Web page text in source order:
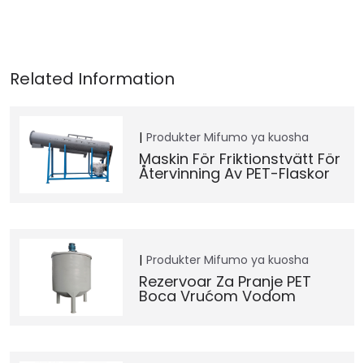
Produkter Mifumo ya kuosha
Maskin För Friktionstvätt För
Återvinning Av PET-Flaskor
Produkter Mifumo ya kuosha
Rezervoar Za Pranje PET
Boca Vrućom Vodom